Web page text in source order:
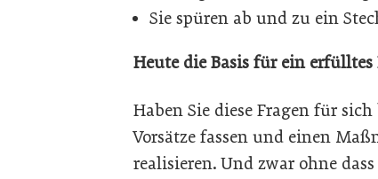
Sie spüren ab und zu ein
Heute die Basis für ein
Haben Sie diese Fragen für
Vorsätze fassen und einen
realisieren. Und zwar ohne